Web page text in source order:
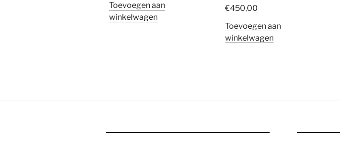
Toevoegen aan
winkelwagen
€450,00
Toevoegen aan
winkelwagen